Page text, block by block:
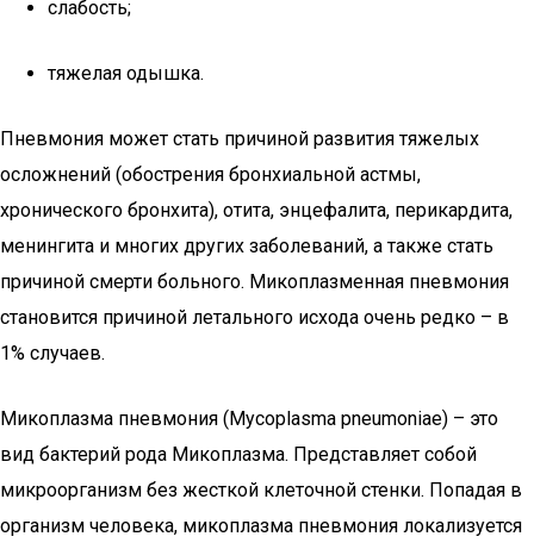
слабость;
тяжелая одышка.
Пневмония может стать причиной развития тяжелых
осложнений (обострения бронхиальной астмы,
хронического бронхита), отита, энцефалита, перикардита,
менингита и многих других заболеваний, а также стать
причиной смерти больного. Микоплазменная пневмония
становится причиной летального исхода очень редко – в
1% случаев.
Микоплазма пневмония (Мycoplasma pneumoniae) – это
вид бактерий рода Микоплазма. Представляет собой
микроорганизм без жесткой клеточной стенки. Попадая в
организм человека, микоплазма пневмония локализуется